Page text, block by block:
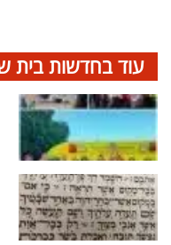
עוד בחדשות בית